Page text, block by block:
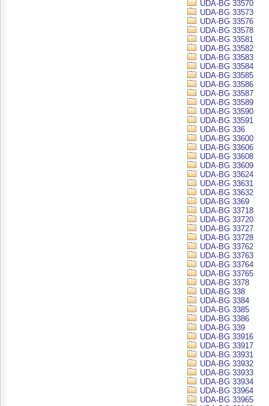
UDA-BG 33570
UDA-BG 33573
UDA-BG 33576
UDA-BG 33578
UDA-BG 33581
UDA-BG 33582
UDA-BG 33583
UDA-BG 33584
UDA-BG 33585
UDA-BG 33586
UDA-BG 33587
UDA-BG 33589
UDA-BG 33590
UDA-BG 33591
UDA-BG 336
UDA-BG 33600
UDA-BG 33606
UDA-BG 33608
UDA-BG 33609
UDA-BG 33624
UDA-BG 33631
UDA-BG 33632
UDA-BG 3369
UDA-BG 33718
UDA-BG 33720
UDA-BG 33727
UDA-BG 33728
UDA-BG 33762
UDA-BG 33763
UDA-BG 33764
UDA-BG 33765
UDA-BG 3378
UDA-BG 338
UDA-BG 3384
UDA-BG 3385
UDA-BG 3386
UDA-BG 339
UDA-BG 33916
UDA-BG 33917
UDA-BG 33931
UDA-BG 33932
UDA-BG 33933
UDA-BG 33934
UDA-BG 33964
UDA-BG 33965